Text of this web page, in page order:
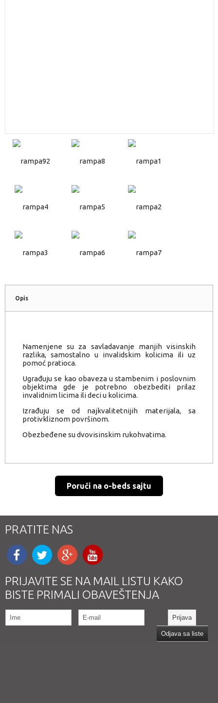
Opis
Namenjene su za savladavanje manjih visinskih
razlika, samostalno u invalidskim kolicima ili uz
pomoć pratioca.
Ugrađuju se kao obaveza u stambenim i poslovnim
objektima gde je potrebno obezbediti prilaz
invalidnim licima ili deci u kolicima.
Izrađuju se od najkvalitetnijih materijala, sa
protivkliznom površinom.
Obezbeđene su dvovisinskim rukohvatima.
Poruči na o-beds sajtu
PRATITE NAS
PRIJAVITE SE NA MAIL LISTU KAKO
BISTE PRIMALI OBAVEŠTENJA